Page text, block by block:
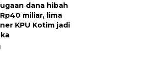
dana hibah
miliar, lima
KPU Kotim jadi